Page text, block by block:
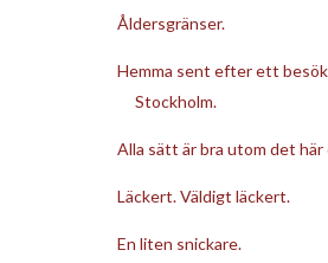
Åldersgränser.
Hemma sent efter ett
Stockholm.
Alla sätt är bra utom det här
Läckert. Väldigt läckert.
En liten snickare.